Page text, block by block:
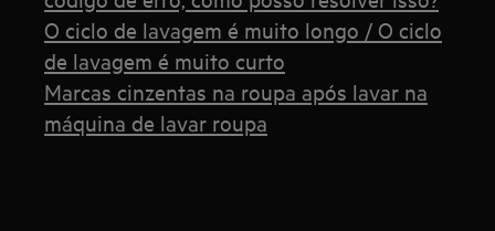
O ciclo de lavagem é muito longo / O ciclo
de lavagem é muito curto
Marcas cinzentas na roupa após lavar na
máquina de lavar roupa